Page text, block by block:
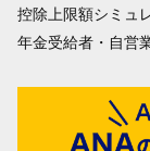
控除上限額シミュ
年金受給者・自営